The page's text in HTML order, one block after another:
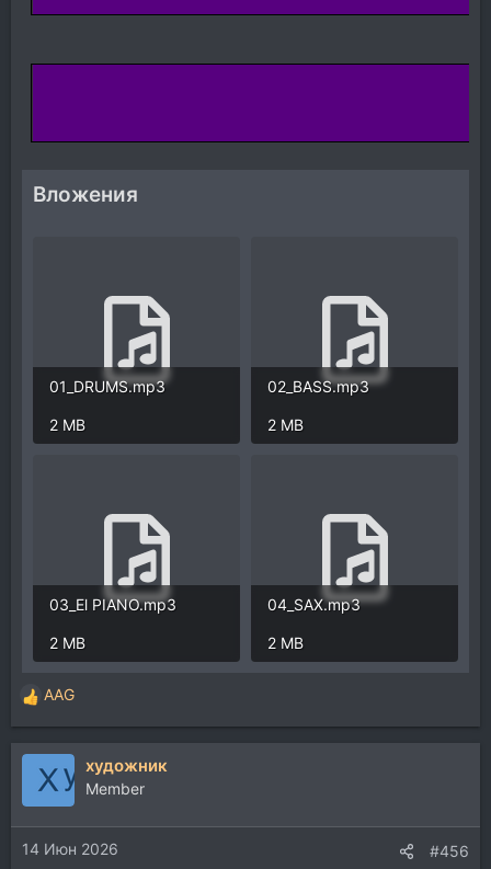
Вложения
01_DRUMS.mp3
2 MB
02_BASS.mp3
2 MB
03_El PIANO.mp3
2 MB
04_SAX.mp3
2 MB
Р
е
а
и
и
:
AAG
художник
Member
14 Июн 2026 #456